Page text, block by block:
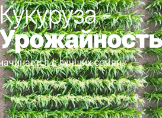
с лучших семян